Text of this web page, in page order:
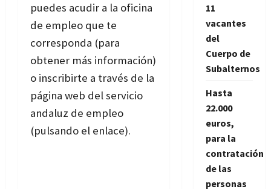
puedes acudir a la oficina
de empleo que te
corresponda (para
obtener más información)
o inscribirte a través de la
página web del servicio
andaluz de empleo
(pulsando el enlace).
11
vacantes
del
Cuerpo de
Subalternos
Hasta
22.000
euros,
para la
contratación
de las
personas